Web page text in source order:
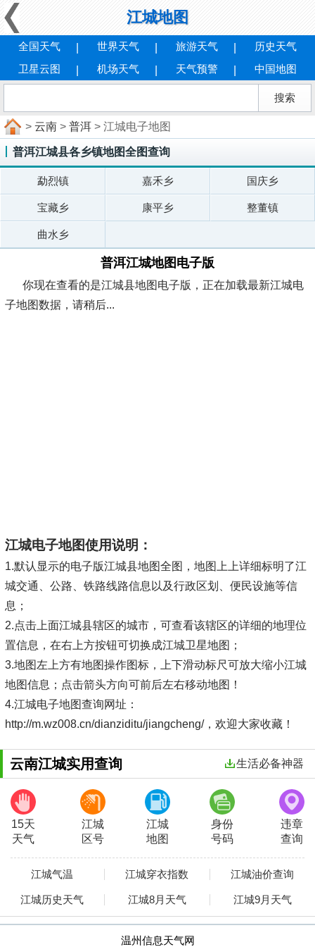
江城地图
全国天气 世界天气 旅游天气
历史天气
卫星云图
机场天气 天气预警 中国地图
> 云南 > 普洱 > 江城电子地图
普洱江城县各乡镇地图全图查询
勐烈镇 嘉禾乡 国庆乡
宝藏乡 康平乡 整董镇
曲水乡
普洱江城地图电子版
你现在查看的是江城县地图电子版，正在加载最新江城电
子地图数据，请稍后...
江城电子地图使用说明：
1.默认显示的电子版江城县地图全图，地图上上详细标明了江
城交通、公路、铁路线路信息以及行政区划、便民设施等信
息；
2.点击上面江城县辖区的城市，可查看该辖区的详细的地理位
置信息，在右上方按钮可切换成江城卫星地图；
3.地图左上方有地图操作图标，上下滑动标尺可放大缩小江城
地图信息；点击箭头方向可前后左右移动地图！
4.江城电子地图查询网址：
http://m.wz008.cn/dianziditu/jiangcheng/，欢迎大家收藏！
云南江城实用查询 生活必备神器
15天
天气
江城
区号
江城
地图
身份
号码
违章
查询
江城气温 江城穿衣指数 江城油价查询
江城历史天气 江城8月天气 江城9月天气
温州信息天气网